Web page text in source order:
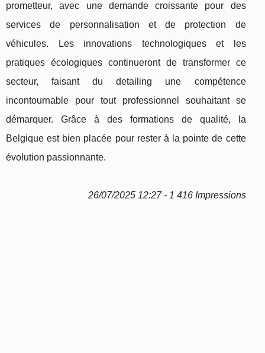
prometteur, avec une demande croissante pour des
services de personnalisation et de protection de
véhicules. Les innovations technologiques et les
pratiques écologiques continueront de transformer ce
secteur, faisant du detailing une compétence
incontournable pour tout professionnel souhaitant se
démarquer. Grâce à des formations de qualité, la
Belgique est bien placée pour rester à la pointe de cette
évolution passionnante.
26/07/2025 12:27 - 1 416 Impressions